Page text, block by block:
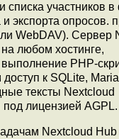
списка участников
и экспорта опросов.
WebDAV). Сервер
любом хостинге,
PHP-
к SQLite,
тексты Nextcloud
под лицензией AGPL.
Nextcloud Hub